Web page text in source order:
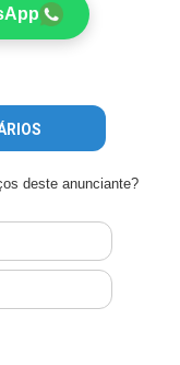
deste anunciante?